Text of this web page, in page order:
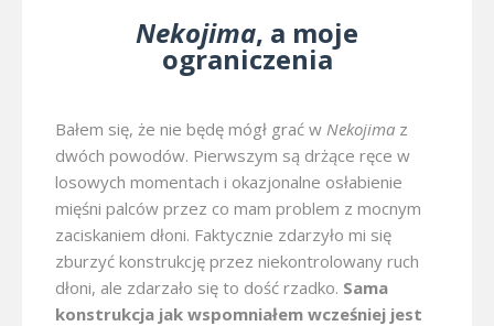
Nekojima, a moje
ograniczenia
Bałem się, że nie będę mógł grać w Nekojima z
dwóch powodów. Pierwszym są drżące ręce w
losowych momentach i okazjonalne osłabienie
mięśni palców przez co mam problem z mocnym
zaciskaniem dłoni. Faktycznie zdarzyło mi się
zburzyć konstrukcję przez niekontrolowany ruch
dłoni, ale zdarzało się to dość rzadko. Sama
konstrukcja jak wspomniałem wcześniej jest